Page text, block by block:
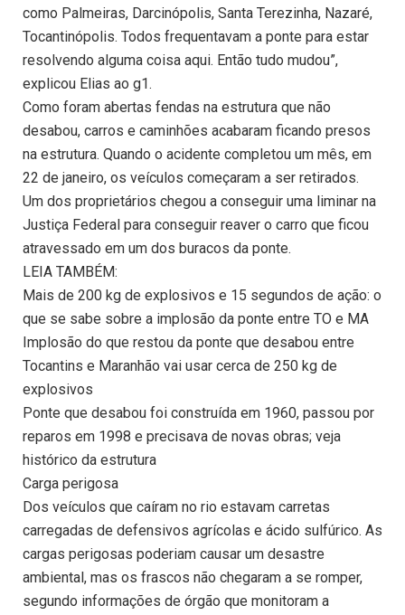
como Palmeiras, Darcinópolis, Santa Terezinha, Nazaré,
Tocantinópolis. Todos frequentavam a ponte para estar
resolvendo alguma coisa aqui. Então tudo mudou”,
explicou Elias ao g1.
Como foram abertas fendas na estrutura que não
desabou, carros e caminhões acabaram ficando presos
na estrutura. Quando o acidente completou um mês, em
22 de janeiro, os veículos começaram a ser retirados.
Um dos proprietários chegou a conseguir uma liminar na
Justiça Federal para conseguir reaver o carro que ficou
atravessado em um dos buracos da ponte.
LEIA TAMBÉM:
Mais de 200 kg de explosivos e 15 segundos de ação: o
que se sabe sobre a implosão da ponte entre TO e MA
Implosão do que restou da ponte que desabou entre
Tocantins e Maranhão vai usar cerca de 250 kg de
explosivos
Ponte que desabou foi construída em 1960, passou por
reparos em 1998 e precisava de novas obras; veja
histórico da estrutura
Carga perigosa
Dos veículos que caíram no rio estavam carretas
carregadas de defensivos agrícolas e ácido sulfúrico. As
cargas perigosas poderiam causar um desastre
ambiental, mas os frascos não chegaram a se romper,
segundo informações de órgão que monitoram a